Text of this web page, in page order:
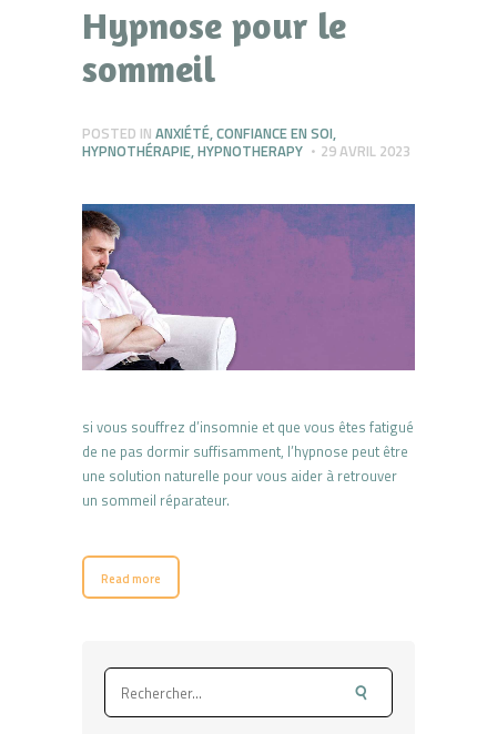
Hypnose pour le
sommeil
POSTED IN ANXIÉTÉ,CONFIANCE EN SOI,
HYPNOTHÉRAPIE,HYPNOTHERAPY 29 AVRIL 2023
si vous souffrez d’insomnie et que vous êtes fatigué
de ne pas dormir suffisamment, l’hypnose peut être
une solution naturelle pour vous aider à retrouver
un sommeil réparateur.
Read more
Rechercher :